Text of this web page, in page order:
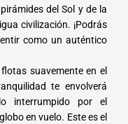
del Sol y de la
civilización. ¡Podrás
como un auténtico
suavemente en el
te envolverá
interrumpido por el
en vuelo. Este es el